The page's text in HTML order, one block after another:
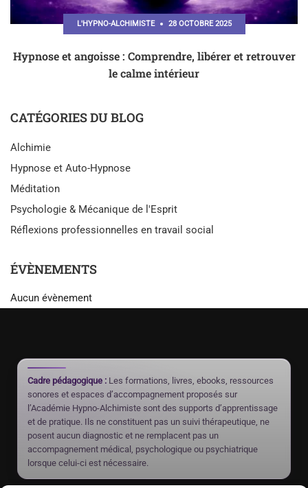
L'HYPNO-ALCHIMISTE 28 OCTOBRE 2025
Hypnose et angoisse : Comprendre, libérer et retrouver
le calme intérieur
CATÉGORIES DU BLOG
Alchimie
Hypnose et Auto-Hypnose
Méditation
Psychologie & Mécanique de l'Esprit
Réflexions professionnelles en travail social
ÉVÈNEMENTS
Aucun évènement
Cadre pédagogique : Les formations, livres, ebooks, ressources
sonores et espaces d’accompagnement proposés sur
l’Académie Hypno-Alchimiste sont des supports d’apprentissage
et de pratique. Ils ne constituent pas un suivi thérapeutique, ne
posent aucun diagnostic et ne remplacent pas un
accompagnement médical, psychologique ou psychiatrique
lorsque celui-ci est nécessaire.